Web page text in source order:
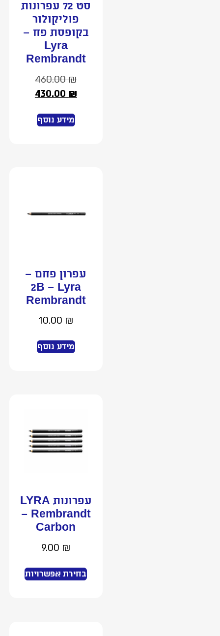
סט 72 עפרונות
פוליקולור
בקופסת פח –
Lyra
Rembrandt
460.00₪
430.00₪
מידע נוסף
עפרון פחם –
2B – Lyra
Rembrandt
10.00₪
מידע נוסף
עפרונות LYRA
– Rembrandt
Carbon
9.00₪
בחירת אפשרויות